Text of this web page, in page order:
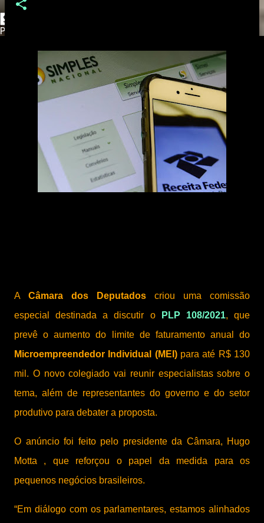
Powered by
A Câmara dos Deputados criou uma comissão
especial destinada a discutir o
PLP 108/2021, que
prevê o aumento do limite de faturamento anual do
Microempreendedor Individual (MEI) para até R$ 130
mil. O novo colegiado vai reunir especialistas sobre o
tema, além de representantes do governo e do setor
produtivo para debater a proposta.
O anúncio foi feito pelo presidente da Câmara, Hugo
Motta , que reforçou o papel da medida para os
pequenos negócios brasileiros.
“Em diálogo com os parlamentares, estamos alinhados